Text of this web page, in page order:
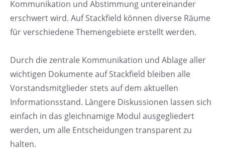
Kommunikation und Abstimmung untereinander
erschwert wird. Auf Stackfield können diverse Räume
für verschiedene Themengebiete erstellt werden.
Durch die zentrale Kommunikation und Ablage aller
wichtigen Dokumente auf Stackfield bleiben alle
Vorstandsmitglieder stets auf dem aktuellen
Informationsstand. Längere Diskussionen lassen sich
einfach in das gleichnamige Modul ausgegliedert
werden, um alle Entscheidungen transparent zu
halten.